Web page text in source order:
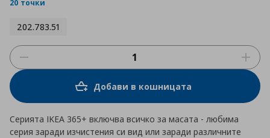
20 точки
202.783.51
Добави в кошницата
Серията IKEA 365+ включва всичко за масата - любима
серия заради изчистения си вид или заради различните